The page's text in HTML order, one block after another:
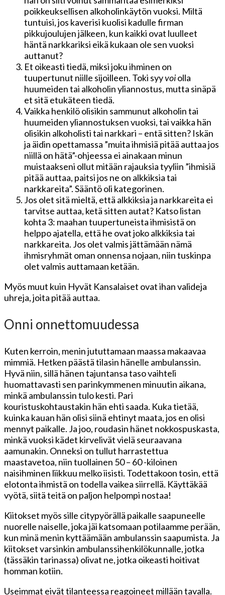
poikkeuksellisen alkoholinkäytön vuoksi. Miltä
tuntuisi, jos kaverisi kuolisi kadulle firman
pikkujoulujen jälkeen, kun kaikki ovat luulleet
häntä narkkariksi eikä kukaan ole sen vuoksi
auttanut?
Et oikeasti tiedä, miksi joku ihminen on
tuupertunut niille sijoilleen. Toki syyvoiolla
huumeiden tai alkoholin yliannostus, mutta sinäpä
et sitä etukäteen tiedä.
Vaikka henkilö olisikin sammunut alkoholin tai
huumeiden yliannostuksen vuoksi, tai vaikka hän
olisikin alkoholisti tai narkkari – entä sitten? Iskän
ja äidin opettamassa ”muita ihmisiä pitää auttaa jos
niillä on hätä”-ohjeessa ei ainakaan minun
muistaakseni ollut mitään rajauksia tyyliin ”ihmisiä
pitää auttaa, paitsi jos ne on alkkiksia tai
narkkareita”. Sääntö oli kategorinen.
Jos olet sitä mieltä, että alkkiksia ja narkkareita ei
tarvitse auttaa, ketä sitten autat? Katso listan
kohta 3: maahan tuupertuneista ihmisistä on
helppo ajatella, että he ovat joko alkkiksia tai
narkkareita. Jos olet valmis jättämään nämä
ihmisryhmät oman onnensa nojaan, niin tuskinpa
olet valmis auttamaan ketään.
Myös muut kuin Hyvät Kansalaiset ovat ihan valideja
uhreja, joita pitää auttaa.
Onni onnettomuudessa
Kuten kerroin, menin jututtamaan maassa makaavaa
mimmiä. Hetken päästä tilasin hänelle ambulanssin.
Hyvä niin, sillä hänen tajuntansa taso vaihteli
huomattavasti sen parinkymmenen minuutin aikana,
minkä ambulanssin tulo kesti. Pari
kouristuskohtaustakin hän ehti saada. Kuka tietää,
kuinka kauan hän olisi siinä ehtinyt maata, jos en olisi
mennyt paikalle. Ja joo, roudasin hänet nokkospuskasta,
minkä vuoksi kädet kirvelivät vielä seuraavana
aamunakin. Onneksi on tullut harrastettua
maastavetoa, niin tuollainen 50 – 60 -kiloinen
naisihminen liikkuu melko iisisti. Todettakoon tosin, että
elotonta ihmistä on todella vaikea siirrellä. Käyttäkää
vyötä, siitä teitä on paljon helpompi nostaa!
Kiitokset myös sille citypyörällä paikalle saapuneelle
nuorelle naiselle, joka jäi katsomaan potilaamme perään,
kun minä menin kyttäämään ambulanssin saapumista. Ja
kiitokset varsinkin ambulanssihenkilökunnalle, jotka
(tässäkin tarinassa) olivat ne, jotka oikeasti hoitivat
homman kotiin.
Useimmat eivät tilanteessa reagoineet millään tavalla.